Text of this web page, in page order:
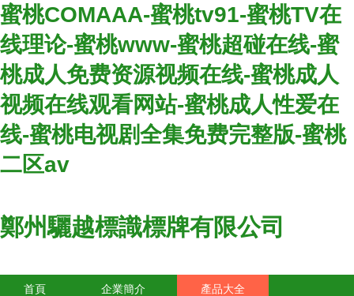
蜜桃COMAAA-蜜桃tv91-蜜桃TV在
线理论-蜜桃www-蜜桃超碰在线-蜜
桃成人免费资源视频在线-蜜桃成人
视频在线观看网站-蜜桃成人性爱在
线-蜜桃电视剧全集免费完整版-蜜桃
二区av
鄭州驪越標識標牌有限公司
首頁 企業簡介 產品大全